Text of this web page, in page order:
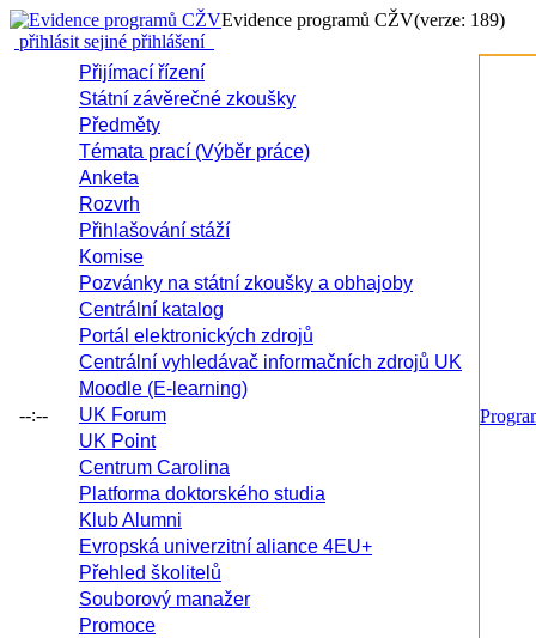
Evidence programů CŽV(verze: 189)
přihlásit sejiné přihlášení
--:--
Přijímací řízení
Státní závěrečné zkoušky
Předměty
Témata prací (Výběr práce)
Anketa
Rozvrh
Přihlašování stáží
Komise
Pozvánky na státní zkoušky a obhajoby
Centrální katalog
Portál elektronických zdrojů
Centrální vyhledávač informačních zdrojů UK
Moodle (E-learning)
UK Forum
UK Point
Centrum Carolina
Platforma doktorského studia
Klub Alumni
Evropská univerzitní aliance 4EU+
Přehled školitelů
Souborový manažer
Promoce